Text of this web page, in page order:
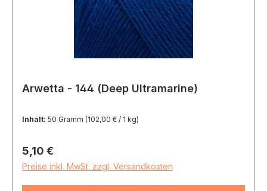
Arwetta - 144 (Deep Ultramarine)
Inhalt: 50 Gramm (102,00 € / 1 kg)
Regulärer Preis:
5,10 €
Preise inkl. MwSt. zzgl. Versandkosten